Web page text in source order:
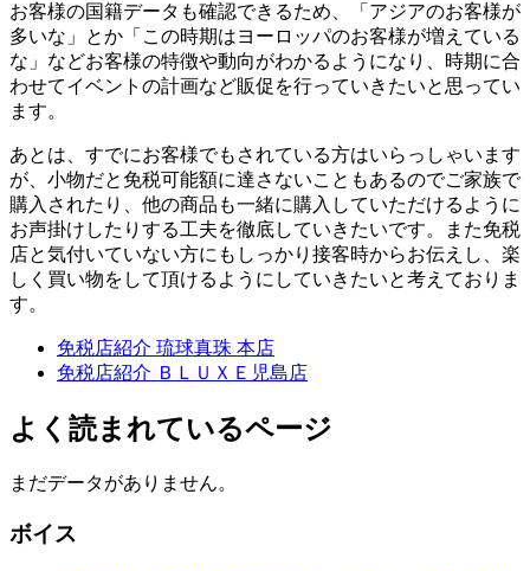
お客様の国籍データも確認できるため、「アジアのお客様が
多いな」とか「この時期はヨーロッパのお客様が増えている
な」などお客様の特徴や動向がわかるようになり、時期に合
わせてイベントの計画など販促を行っていきたいと思ってい
ます。
あとは、すでにお客様でもされている方はいらっしゃいます
が、小物だと免税可能額に達さないこともあるのでご家族で
購入されたり、他の商品も一緒に購入していただけるように
お声掛けしたりする工夫を徹底していきたいです。また免税
店と気付いていない方にもしっかり接客時からお伝えし、楽
しく買い物をして頂けるようにしていきたいと考えておりま
す。
免税店紹介 琉球真珠 本店
免税店紹介 ＢＬＵＸＥ児島店
よく読まれているページ
まだデータがありません。
ボイス